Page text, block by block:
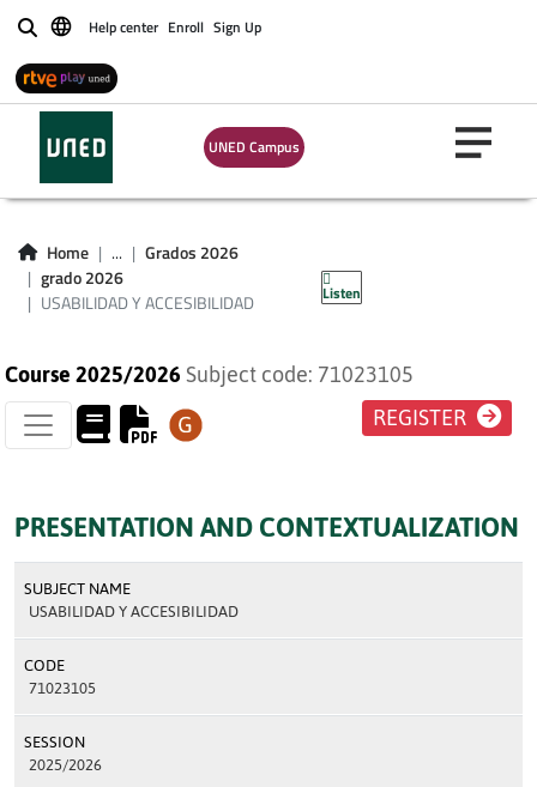
BuscarHelp center Enroll Sign Up
UNED Campus
Home ...
Grados 2026
grado 2026
USABILIDAD Y ACCESIBILIDAD
Listen
USABILIDAD Y
ACCESIBILIDAD
Course 2025/2026 Subject code: 71023105
REGISTER
PRESENTATION AND CONTEXTUALIZATION
SUBJECT NAME
USABILIDAD Y ACCESIBILIDAD
CODE
71023105
SESSION
2025/2026